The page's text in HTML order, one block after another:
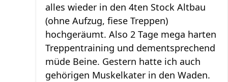
alles wieder in den 4ten Stock Altbau
(ohne Aufzug, fiese Treppen)
hochgeräumt. Also 2 Tage mega harten
Treppentraining und dementsprechend
müde Beine. Gestern hatte ich auch
gehörigen Muskelkater in den Waden.